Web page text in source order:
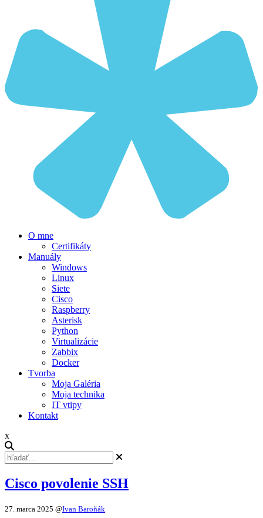
O mne
Certifikáty
Manuály
Windows
Linux
Siete
Cisco
Raspberry
Asterisk
Python
Virtualizácie
Zabbix
Docker
Tvorba
Moja Galéria
Moja technika
IT vtipy
Kontakt
x
Cisco povolenie SSH
27. marca 2025 @Ivan Baroňák